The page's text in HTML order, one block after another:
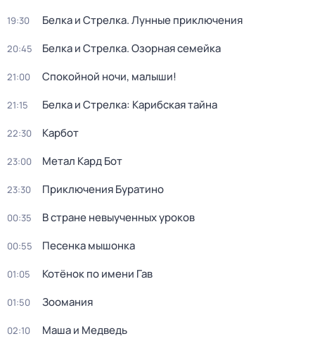
19:30 Белка и Стрелка. Лунные приключения
20:45 Белка и Стрелка. Озорная семейка
21:00 Спокойной ночи, малыши!
21:15 Белка и Стрелка: Карибская тайна
22:30 Карбот
23:00 Метал Кард Бот
23:30 Приключения Буратино
00:35 В стране невыученных уроков
00:55 Песенка мышонка
01:05 Котёнок по имени Гав
01:50 Зоомания
02:10 Маша и Медведь